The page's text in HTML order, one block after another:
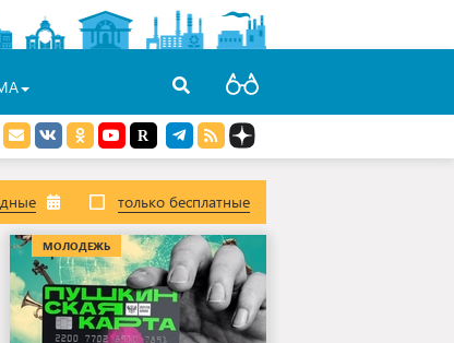
только бесплатные
МОЛОДЕЖЬ